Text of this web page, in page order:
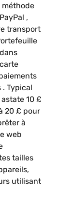
méthode
,
transport
Typical
10 £
20 £ pour
à
web
tailles
utilisant